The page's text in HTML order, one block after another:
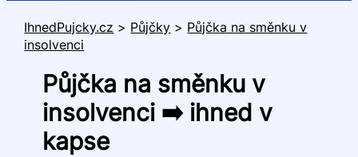
IhnedPujcky.cz > Půjčky > Půjčka na směnku v
insolvenci
Půjčka na směnku v
insolvenci ➡️ ihned v
kapse